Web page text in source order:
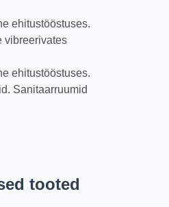
ehitustööstuses.
vibreerivates
ehitustööstuses.
Sanitaarruumid
tooted